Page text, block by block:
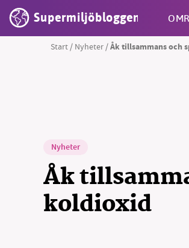
Supermiljöbloggen
Start / Nyheter /Åk tillsammans och
Nyheter
Åk
koldioxid